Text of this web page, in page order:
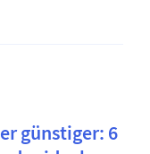
günstiger: 6